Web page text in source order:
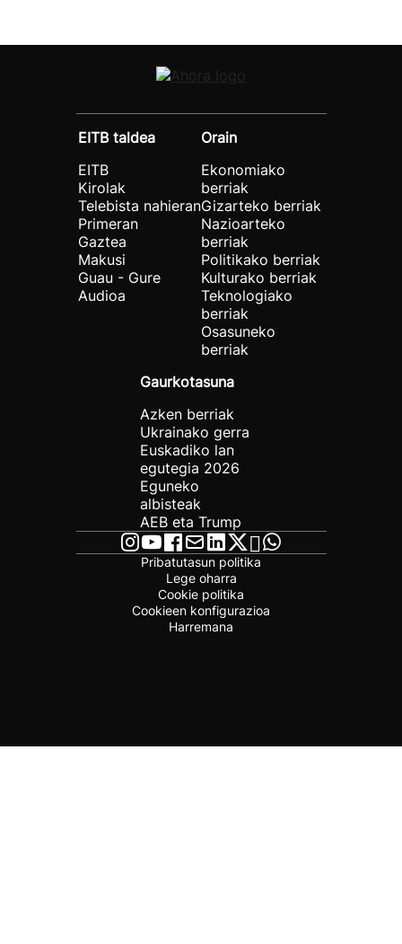
EITB taldea
EITB
Kirolak
Telebista nahieran
Primeran
Gaztea
Makusi
Guau - Gure
Audioa
Orain
Ekonomiako
berriak
Gizarteko berriak
Nazioarteko
berriak
Politikako berriak
Kulturako berriak
Teknologiako
berriak
Osasuneko
berriak
Gaurkotasuna
Azken berriak
Ukrainako gerra
Euskadiko lan
egutegia 2026
Eguneko
albisteak
AEB eta Trump
Pribatutasun politika
Lege oharra
Cookie politika
Cookieen konfigurazioa
Harremana